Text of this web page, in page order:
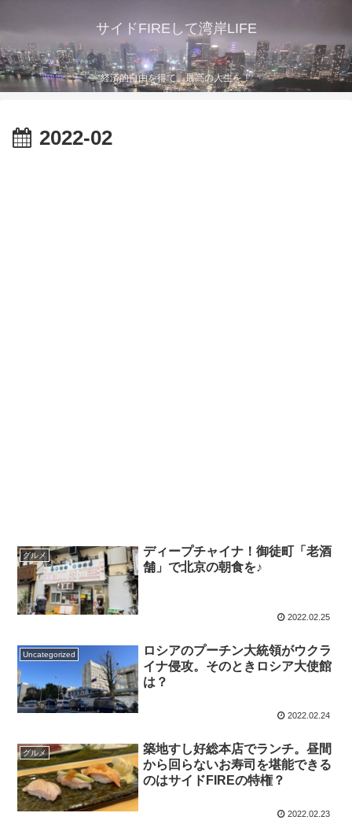
サイドFIREして湾岸LIFE
経済的自由を得て、最高の人生を！
2022-02
グルメ
ディープチャイナ！御徒町「老酒
舗」で北京の朝食を♪
2022.02.25
Uncategorized
ロシアのプーチン大統領がウクラ
イナ侵攻。そのときロシア大使館
は？
2022.02.24
グルメ
築地すし好総本店でランチ。昼間
から回らないお寿司を堪能できる
のはサイドFIREの特権？
2022.02.23